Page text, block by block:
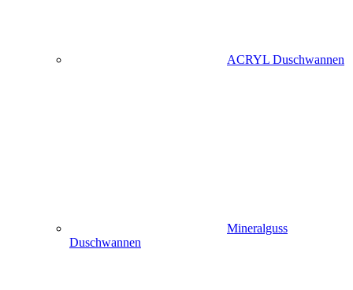
ACRYL Duschwannen
Mineralguss
Duschwannen